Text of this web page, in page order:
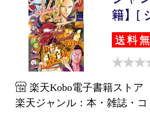
籍】[
送料
楽天Kobo電子書籍ストア
楽天ジャンル：本・雑誌・コ